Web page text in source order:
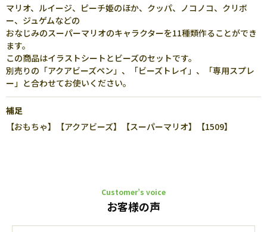
マリオ、ルイージ、ピーチ姫のほか、クッパ、ノコノコ、クリボ
ー、ジュゲムなどの
おなじみのスーパーマリオのキャラクターを11種類作ることができ
ます。
この商品はイラストシートとビーズのセットです。
別売りの「アクアビーズペン」、「ビーズトレイ」、「専用スプレ
ー」と合わせてお使いください。
補足
【おもちゃ】【アクアビーズ】【スーパーマリオ】【1509】
Customer’s voice
お客様の声